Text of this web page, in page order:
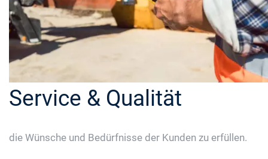
Service & Qualität
die Wünsche und Bedürfnisse der Kunden zu erfüllen.